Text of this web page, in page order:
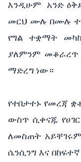
እንዲሁም አንድ
መርህ ሙሉ በሙሉ
የግል ተቋማት
ያለምንም መቆራረጥ
ማድረግ ነው።
የተበታተኑ የመረጃ
ውስጥ ሲቀናጁ
ለመስጠት
ሴንሲንግ እና